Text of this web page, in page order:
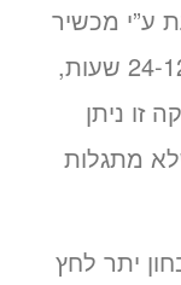
ע”י מכשיר
המוצמד לגוף הנבדק במשך 24-12 שעות,
זו ניתן
מתגלות
יתר לחץ